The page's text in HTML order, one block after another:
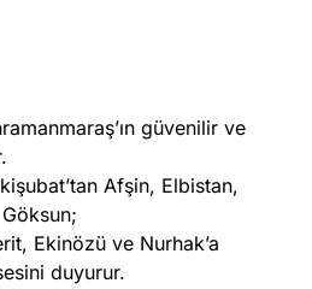
güvenilir ve
Afşin, Elbistan,
Ekinözü ve Nurhak’a
duyurur.